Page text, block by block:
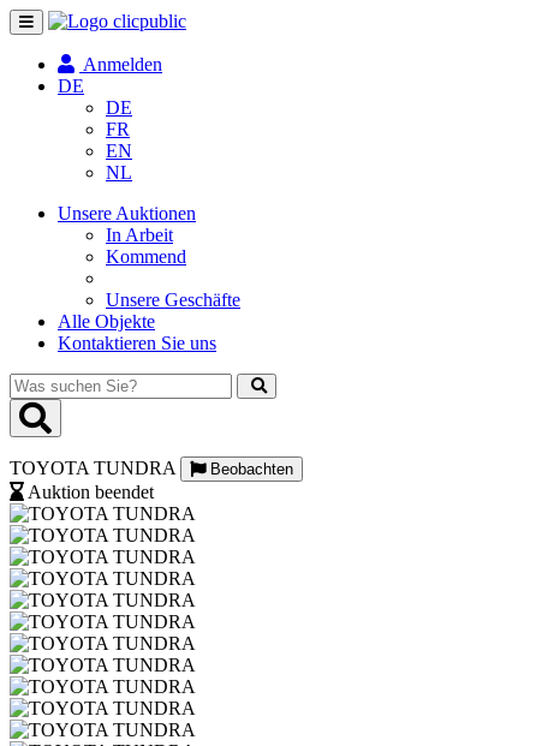
Navigation
umschalten
Anmelden
DE
DE
FR
EN
NL
Unsere Auktionen
In Arbeit
Kommend
Unsere Geschäfte
Alle Objekte
Kontaktieren Sie uns
Was
suchen
Sie?
TOYOTA TUNDRA Beobachten
Auktion beendet